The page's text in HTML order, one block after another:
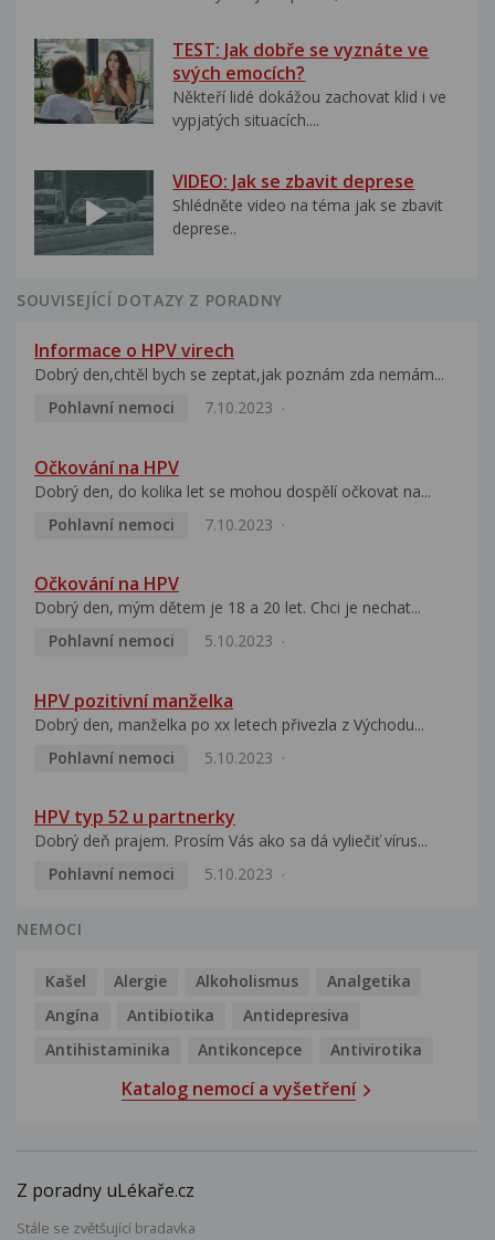
TEST: Jak dobře se vyznáte ve
svých emocích?
Někteří lidé dokážou zachovat klid i ve
vypjatých situacích....
VIDEO: Jak se zbavit deprese
Shlédněte video na téma jak se zbavit
deprese..
SOUVISEJÍCÍ DOTAZY Z PORADNY
Informace o HPV virech
Dobrý den,chtěl bych se zeptat,jak poznám zda nemám...
Pohlavní nemoci
7.10.2023
Očkování na HPV
Dobrý den, do kolika let se mohou dospělí očkovat na...
Pohlavní nemoci
7.10.2023
Očkování na HPV
Dobrý den, mým dětem je 18 a 20 let. Chci je nechat...
Pohlavní nemoci
5.10.2023
HPV pozitivní manželka
Dobrý den, manželka po xx letech přivezla z Východu...
Pohlavní nemoci
5.10.2023
HPV typ 52 u partnerky
Dobrý deň prajem. Prosím Vás ako sa dá vyliečiť vírus...
Pohlavní nemoci
5.10.2023
NEMOCI
Kašel Alergie Alkoholismus
Analgetika
Angína
Antibiotika
Antidepresiva
Antihistaminika
Antikoncepce Antivirotika
Katalog nemocí a vyšetření
Z poradny uLékaře.cz
Stále se zvětšující bradavka